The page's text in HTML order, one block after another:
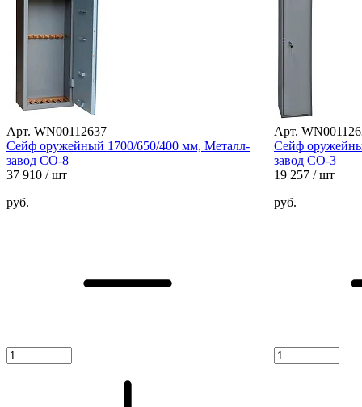
Арт. WN00112637
Сейф оружейный 1700/650/400 мм, Металл-
завод СО-8
37 910 / шт
руб.
Арт.
Сейф
завод СО-3
19 257 / шт
руб.